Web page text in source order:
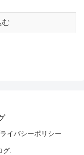
む
イバシーポリシー
.